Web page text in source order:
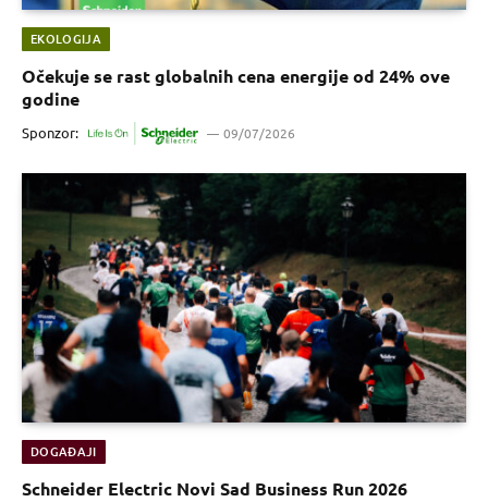
EKOLOGIJA
Očekuje se rast globalnih cena energije od 24% ove
godine
Sponzor: 09/07/2026
DOGAĐAJI
Schneider Electric Novi Sad Business Run 2026